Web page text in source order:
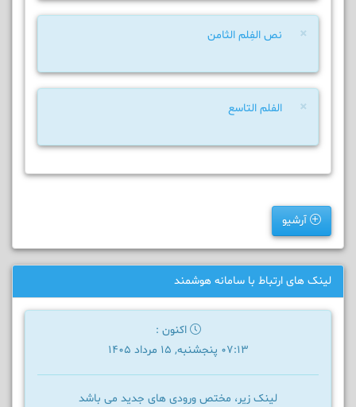
× نص الفِلم الثامن
× الفلم التاسع
آرشیو
لینک های ارتباط با سامانه هوشمند
اکنون :
07:13 پنجشنبه, 15 مرداد 1405
لینک زیر، مختص ورودی های جدید می باشد